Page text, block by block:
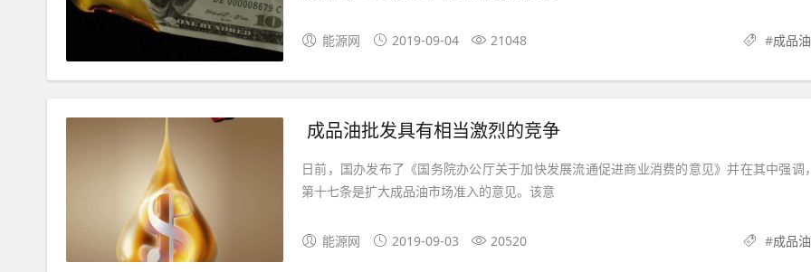
能源网 2019-09-04 21048 #成品油
成品油批发具有相当激烈的竞争
日前，国办发布了《国务院办公厅关于加快发展流通促进商业消费的意见》并在其中强调
第十七条是扩大成品油市场准入的意见。该意
能源网 2019-09-03 20520 #成品油